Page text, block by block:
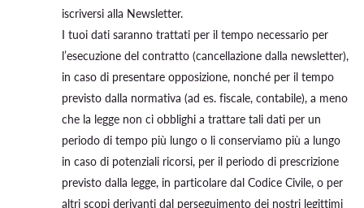
iscriversi alla Newsletter.
I tuoi dati saranno trattati per il tempo necessario per
l’esecuzione del contratto (cancellazione dalla newsletter),
in caso di presentare opposizione, nonché per il tempo
previsto dalla normativa (ad es. fiscale, contabile), a meno
che la legge non ci obblighi a trattare tali dati per un
periodo di tempo più lungo o li conserviamo più a lungo
in caso di potenziali ricorsi, per il periodo di prescrizione
previsto dalla legge, in particolare dal Codice Civile, o per
altri scopi derivanti dal perseguimento dei nostri legittimi